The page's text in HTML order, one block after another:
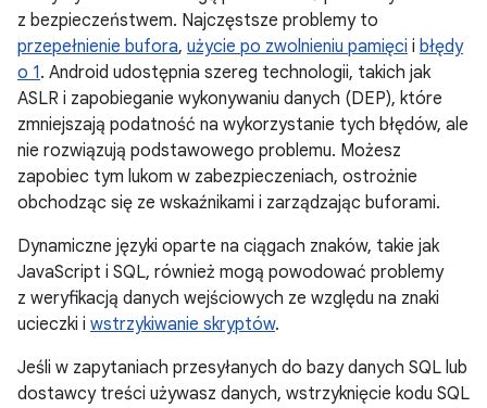
z bezpieczeństwem. Najczęstsze problemy to
przepełnienie bufora, użycie po zwolnieniu pamięci i błędy
o 1. Android udostępnia szereg technologii, takich jak
ASLR i zapobieganie wykonywaniu danych (DEP), które
zmniejszają podatność na wykorzystanie tych błędów, ale
nie rozwiązują podstawowego problemu. Możesz
zapobiec tym lukom w zabezpieczeniach, ostrożnie
obchodząc się ze wskaźnikami i zarządzając buforami.
Dynamiczne języki oparte na ciągach znaków, takie jak
JavaScript i SQL, również mogą powodować problemy
z weryfikacją danych wejściowych ze względu na znaki
ucieczki i wstrzykiwanie skryptów.
Jeśli w zapytaniach przesyłanych do bazy danych SQL lub
dostawcy treści używasz danych, wstrzyknięcie kodu SQL